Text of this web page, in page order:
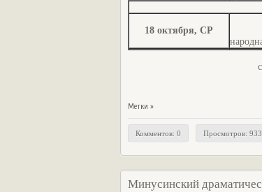
18 октября, СР
Метки »
Комментов: 0 Просмотров: 933
Минусинский